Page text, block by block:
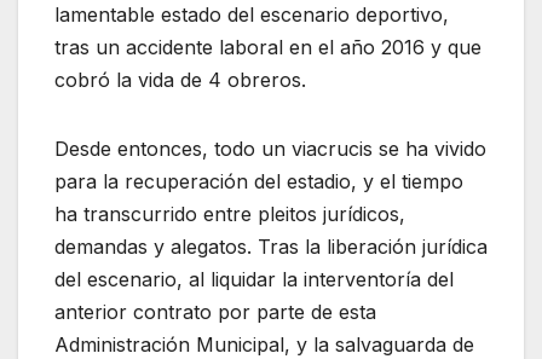
lamentable estado del escenario deportivo,
tras un accidente laboral en el año 2016 y que
cobró la vida de 4 obreros.
Desde entonces, todo un viacrucis se ha vivido
para la recuperación del estadio, y el tiempo
ha transcurrido entre pleitos jurídicos,
demandas y alegatos. Tras la liberación jurídica
del escenario, al liquidar la interventoría del
anterior contrato por parte de esta
Administración Municipal, y la salvaguarda de